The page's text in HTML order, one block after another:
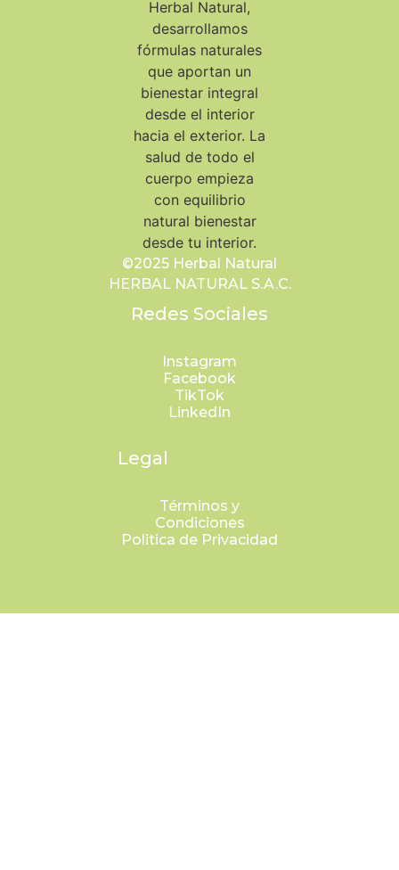
©2025 Herbal Natural
HERBAL NATURAL S.A.C.
Redes Sociales
Instagram
Facebook
TikTok
LinkedIn
Legal
Términos y
Condiciones
Politica de Privacidad